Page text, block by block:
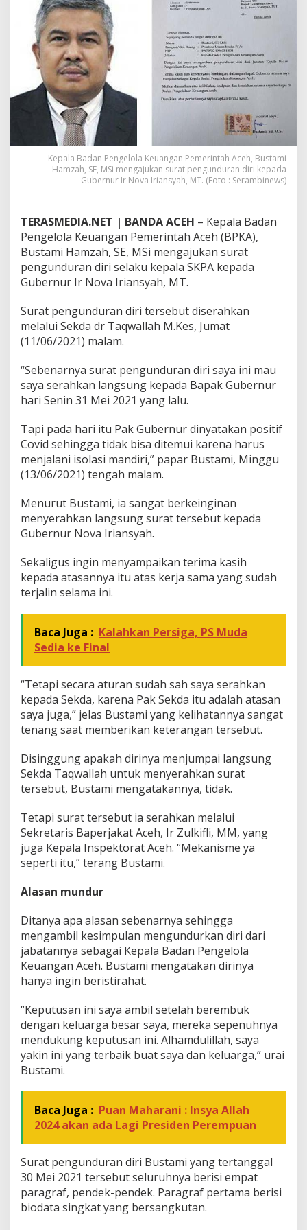
u
s
t
a
m
H
a
m
z
h
M
e
n
n
d
u
r
k
a
D
i
r
i
Kepala Badan Pengelola Keuangan Pemerintah Aceh, Bustami
Hamzah, SE, MSi mengajukan surat pengunduran diri kepada
Gubernur Ir Nova Iriansyah, MT. (Foto : Serambinews)
TERASMEDIA.NET | BANDA ACEH – Kepala Badan
Pengelola Keuangan Pemerintah Aceh (BPKA),
Bustami Hamzah, SE, MSi mengajukan surat
pengunduran diri selaku kepala SKPA kepada
Gubernur Ir Nova Iriansyah, MT.
Surat pengunduran diri tersebut diserahkan
melalui Sekda dr Taqwallah M.Kes, Jumat
(11/06/2021) malam.
“Sebenarnya surat pengunduran diri saya ini mau
saya serahkan langsung kepada Bapak Gubernur
hari Senin 31 Mei 2021 yang lalu.
Tapi pada hari itu Pak Gubernur dinyatakan positif
Covid sehingga tidak bisa ditemui karena harus
menjalani isolasi mandiri,” papar Bustami, Minggu
(13/06/2021) tengah malam.
Menurut Bustami, ia sangat berkeinginan
menyerahkan langsung surat tersebut kepada
Gubernur Nova Iriansyah.
Sekaligus ingin menyampaikan terima kasih
kepada atasannya itu atas kerja sama yang sudah
terjalin selama ini.
Baca Juga : Kalahkan Persiga, PS Muda
Sedia ke Final
“Tetapi secara aturan sudah sah saya serahkan
kepada Sekda, karena Pak Sekda itu adalah atasan
saya juga,” jelas Bustami yang kelihatannya sangat
tenang saat memberikan keterangan tersebut.
Disinggung apakah dirinya menjumpai langsung
Sekda Taqwallah untuk menyerahkan surat
tersebut, Bustami mengatakannya, tidak.
Tetapi surat tersebut ia serahkan melalui
Sekretaris Baperjakat Aceh, Ir Zulkifli, MM, yang
juga Kepala Inspektorat Aceh. “Mekanisme ya
seperti itu,” terang Bustami.
Alasan mundur
Ditanya apa alasan sebenarnya sehingga
mengambil kesimpulan mengundurkan diri dari
jabatannya sebagai Kepala Badan Pengelola
Keuangan Aceh. Bustami mengatakan dirinya
hanya ingin beristirahat.
“Keputusan ini saya ambil setelah berembuk
dengan keluarga besar saya, mereka sepenuhnya
mendukung keputusan ini. Alhamdulillah, saya
yakin ini yang terbaik buat saya dan keluarga,” urai
Bustami.
Baca Juga : Puan Maharani : Insya Allah
2024 akan ada Lagi Presiden Perempuan
Surat pengunduran diri Bustami yang tertanggal
30 Mei 2021 tersebut seluruhnya berisi empat
paragraf, pendek-pendek. Paragraf pertama berisi
biodata singkat yang bersangkutan.